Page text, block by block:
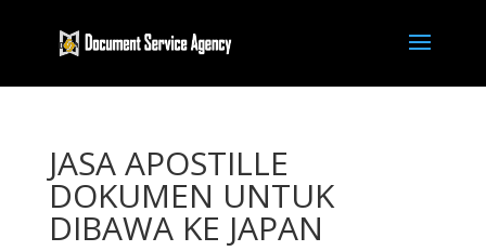
JASA APOSTILLE
DOKUMEN UNTUK
DIBAWA KE JAPAN